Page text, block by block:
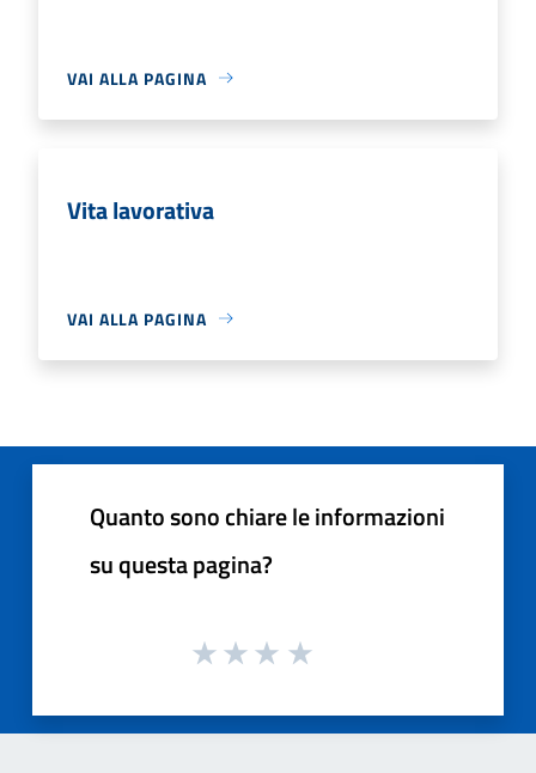
VAI ALLA PAGINA
Vita lavorativa
VAI ALLA PAGINA
Quanto sono chiare le informazioni
su questa pagina?